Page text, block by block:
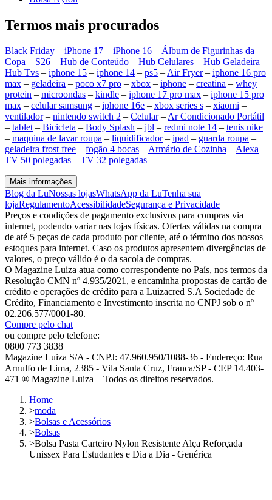
Termos mais procurados
Black Friday – iPhone 17 – iPhone 16 – Álbum de Figurinhas da
Copa – S26 – Hub de Conteúdo – Hub Celulares – Hub Geladeira –
Hub Tvs – iphone 15 – iphone 14 – ps5 – Air Fryer– iphone 16 pro
max – geladeira – poco x7 pro – xbox – iphone – creatina – whey
protein – microondas – kindle – iphone 17 pro max – iphone 15 pro
max – celular samsung – iphone 16e – xbox series s – xiaomi –
ventilador– nintendo switch 2 – Celular– Ar Condicionado Portátil
– tablet – Bicicleta – Body Splash – jbl – redmi note 14 – tenis nike
– maquina de lavar roupa – liquidificador– ipad – guarda roupa –
geladeira frost free – fogão 4 bocas – Armário de Cozinha – Alexa –
TV 50 polegadas – TV 32 polegadas
Mais informações
Blog da LuNossas lojasWhatsApp da LuTenha sua
lojaRegulamentoAcessibilidadeSegurança e Privacidade
Preços e condições de pagamento exclusivos para compras via
internet, podendo variar nas lojas físicas. Ofertas válidas na compra
de até 5 peças de cada produto por cliente, até o término dos nossos
estoques para internet. Caso os produtos apresentem divergências de
valores, o preço válido é o da sacola de compras.
O Magazine Luiza atua como correspondente no País, nos termos da
Resolução CMN nº 4.935/2021, e encaminha propostas de cartão de
crédito e operações de crédito para a Luizacred S.A Sociedade de
Crédito, Financiamento e Investimento inscrita no CNPJ sob o nº
02.206.577/0001-80.
Compre pelo chat
ou compre pelo telefone:
0800 773 3838
Magazine Luiza S/A - CNPJ: 47.960.950/1088-36 - Endereço: Rua
Arnulfo de Lima, 2385 - Vila Santa Cruz, Franca/SP - CEP 14.403-
471 ® Magazine Luiza – Todos os direitos reservados.
Home
>moda
>Bolsas e Acessórios
>Bolsas
>Bolsa Pasta Carteiro Nylon Resistente Alça Reforçada
Unissex Para Estudantes e Dia a Dia - Genérica